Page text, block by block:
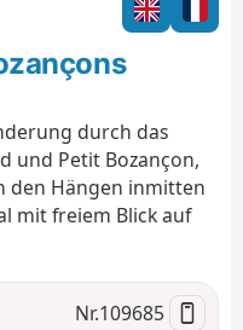
n
a
t
durch das
und Petit Bozançon,
den Hängen inmitten
mit freiem Blick auf
Nr.109685